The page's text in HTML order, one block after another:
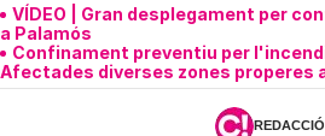
VÍDEO | Gran desplegament per
a Palamós
Confinament preventiu per
Afectades diverses zones properes
REDACCIÓ